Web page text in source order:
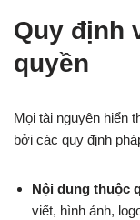
Quy định
quyền
Mọi tài nguyên hiển
bởi các quy định
Nội dung thuộc
viết, hình ảnh,